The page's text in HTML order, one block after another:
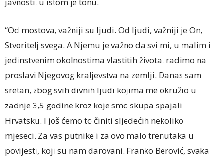
“Od mostova, važniji su ljudi. Od ljudi, važniji je On,
Stvoritelj svega. A Njemu je važno da svi mi, u malim i
jedinstvenim okolnostima vlastitih života, radimo na
proslavi Njegovog kraljevstva na zemlji. Danas sam
sretan, zbog svih divnih ljudi kojima me okružio u
zadnje 3,5 godine kroz koje smo skupa spajali
Hrvatsku. I još ćemo to činiti sljedećih nekoliko
mjeseci. Za vas putnike i za ovo malo trenutaka u
povijesti, koji su nam darovani. Franko Berović, svaka